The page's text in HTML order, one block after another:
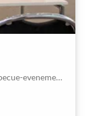
Evenementenruimte voor zakenlunches, barbecue-evenementen & Co.